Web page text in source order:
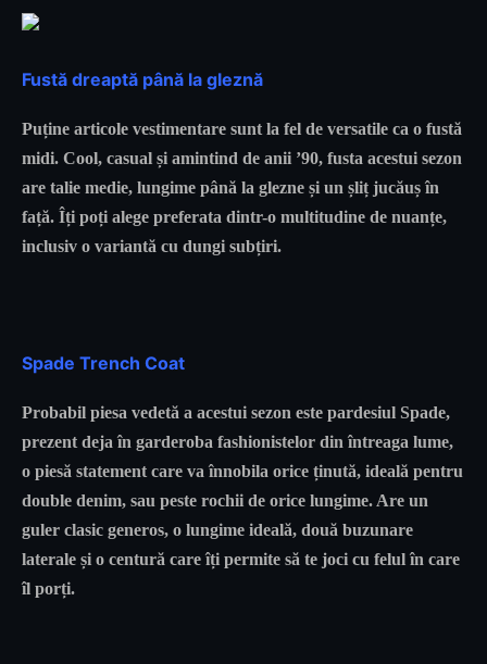
Fustă dreaptă până la gleznă
Puține articole vestimentare sunt la fel de versatile ca o fustă
midi. Cool, casual și amintind de anii ’90, fusta acestui sezon
are talie medie, lungime până la glezne și un șliț jucăuș în
față. Îți poți alege preferata dintr-o multitudine de nuanțe,
inclusiv o variantă cu dungi subțiri.
Spade Trench Coat
Probabil piesa vedetă a acestui sezon este pardesiul Spade,
prezent deja în garderoba fashionistelor din întreaga lume,
o piesă statement care va înnobila orice ținută, ideală pentru
double denim, sau peste rochii de orice lungime. Are un
guler clasic generos, o lungime ideală, două buzunare
laterale și o centură care îți permite să te joci cu felul în care
îl porți.